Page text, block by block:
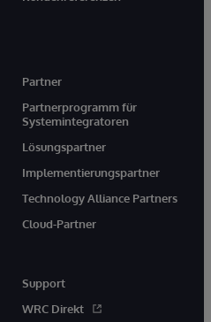
Partner
Partnerprogramm für
Systemintegratoren
Lösungspartner
Implementierungspartner
Technology Alliance Partners
Cloud-Partner
Support
WRC Direkt